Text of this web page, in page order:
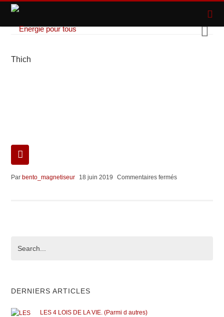
Thich
Par bento_magnetiseur 18 juin 2019 Commentaires ferméssur
DERNIERS ARTICLES
LES 4 LOIS DE LA VIE. (Parmi d autres)